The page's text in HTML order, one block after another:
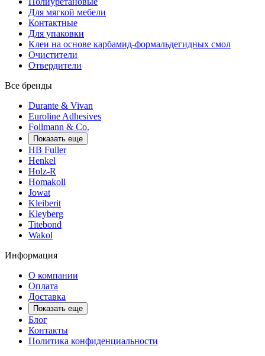
Для мягкой мебели
Контактные
Для упаковки
Клеи на основе карбамид-формальдегидных смол
Очистители
Отвердители
Все бренды
Durante & Vivan
Euroline Adhesives
Follmann & Co.
Показать еще
HB Fuller
Henkel
Holz-R
Homakoll
Jowat
Kleiberit
Kleyberg
Titebond
Wakol
Информация
О компании
Оплата
Доставка
Показать еще
Блог
Контакты
Политика конфиденциальности